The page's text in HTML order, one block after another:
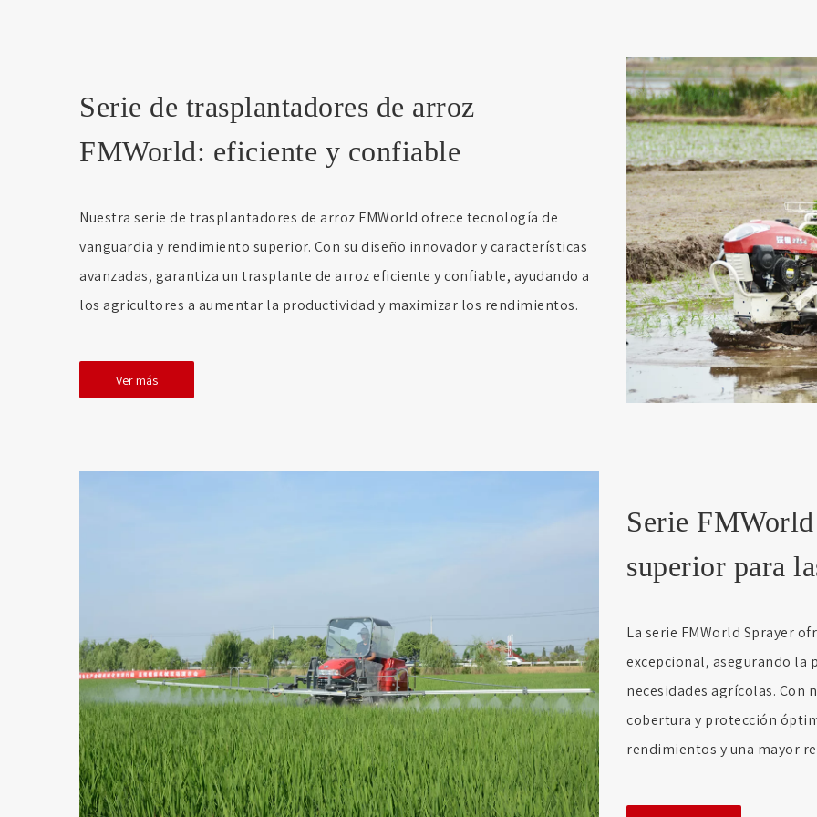
Serie de trasplantadores de arroz
FMWorld: eficiente y confiable
Nuestra serie de trasplantadores de arroz FMWorld ofrece tecnología de
vanguardia y rendimiento superior. Con su diseño innovador y características
avanzadas, garantiza un trasplante de arroz eficiente y confiable, ayudando a
los agricultores a aumentar la productividad y maximizar los rendimientos.
Ver más
Serie
superior para
La serie FMWorld Sprayer
excepcional, asegurando la
necesidades agrícolas. Con
cobertura y protección
rendimientos y una mayor